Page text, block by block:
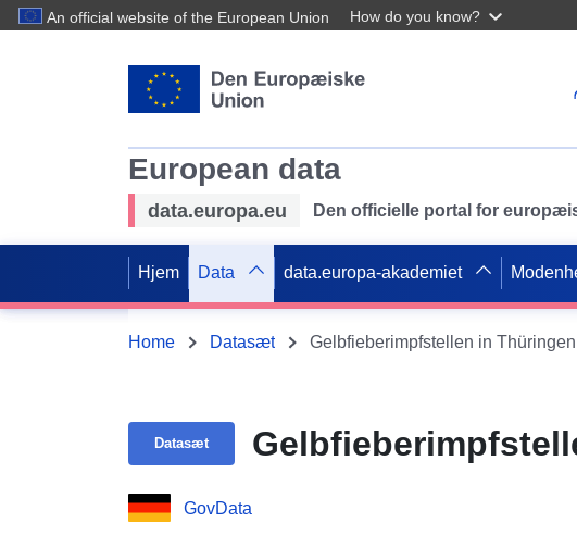
An official website of the European Union How do you know?
European data
data.europa.eu Den officielle portal for
Hjem Data data.europa-akademiet
Home Datasæt Gelbfieberimpfstellen in Thüringen
Datasæt
GovData